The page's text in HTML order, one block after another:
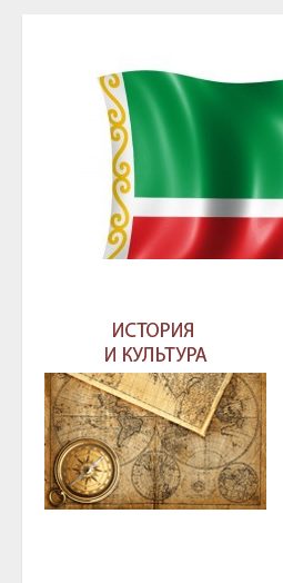
ГЛАВА И